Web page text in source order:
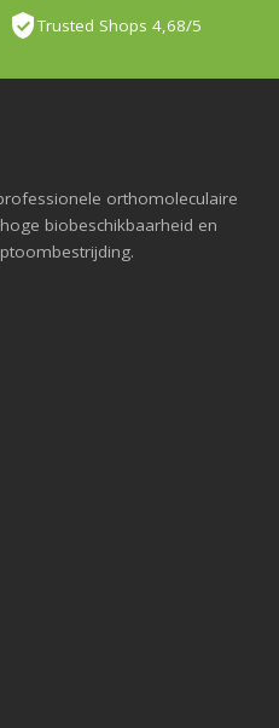
Trusted Shops 4,68/5
orthomoleculaire
biobeschikbaarheid en